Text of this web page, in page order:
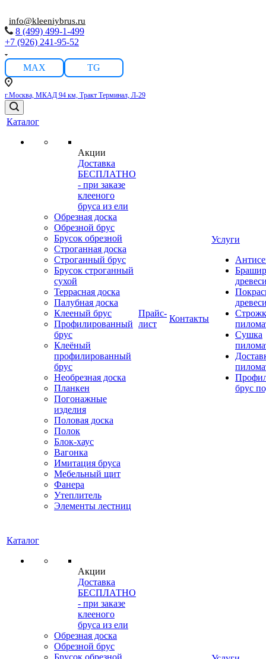
info@kleeniybrus.ru
8 (499) 499-1-499
+7 (926) 241-95-52
MAX TG
г.Москва, МКАД 94 км, Тракт Терминал, Л-29
Каталог
Акции
Доставка
БЕСПЛАТНО
- при заказе
клееного
бруса из ели
Обрезная доска
Обрезной брус
Брусок обрезной
Строганная доска
Строганный брус
Брусок строганный
сухой
Террасная доска
Палубная доска
Клееный брус
Профилированный
брус
Клеёный
профилированный
брус
Необрезная доска
Планкен
Погонажные
изделия
Половая доска
Полок
Блок-хаус
Вагонка
Имитация бруса
Мебельный щит
Фанера
Утеплитель
Элементы лестниц
Прайс-
лист
Контакты
Услуги
Сушка
брус
Каталог
Акции
Доставка
БЕСПЛАТНО
- при заказе
клееного
бруса из ели
Обрезная доска
Обрезной брус
Брусок обрезной